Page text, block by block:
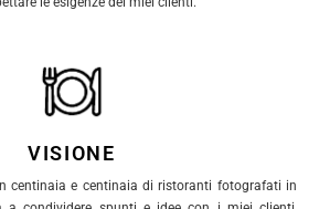
VISIONE
centinaia e centinaia di ristoranti fotografati in